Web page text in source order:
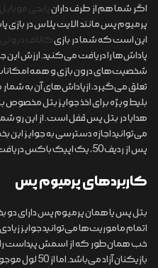
اگر شما هم از طرف دارانپابجی موبایل
پرمیوم پس مانند الایت پلاس در بازی
این است که شما در بازیکالاف دیوتی
شخصیت‌های درون بازی و همه
تعلق می‌گیرد، ازپاداش‌های آن به
بلیط ویژه برای اخذ جوایز بتل
هدایا در بتل پس قفل است. از این رو
می‌توانید اجازه دسترسی به جوایز این
پس از ردیف 50، یک اپیک باکس دریافت می کنید.
کاربردهای پرمیوم پس
بتل پس یا همان پرمیوم پس دارای دو
اتمام ماموریت‌ها می‌توانید جوایز
خب همان‌طور که از اسمش پیداست
بازیکنان آزاد